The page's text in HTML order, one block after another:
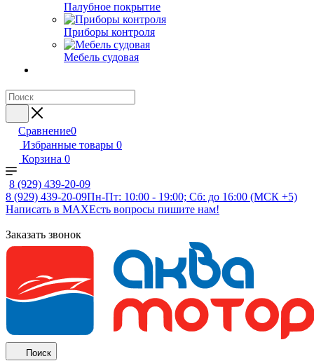
Палубное покрытие
Приборы контроля
Мебель судовая
Сравнение0
Избранные товары 0
Корзина 0
8 (929) 439-20-09
8 (929) 439-20-09Пн-Пт: 10:00 - 19:00; Сб: до 16:00 (МСК +5)
Написать в MAXЕсть вопросы пишите нам!
Заказать звонок
Поиск